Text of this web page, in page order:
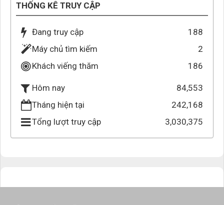
THỐNG KÊ TRUY CẬP
Đang truy cập
188
Máy chủ tìm kiếm
2
Khách viếng thăm
186
Hôm nay
84,553
Tháng hiện tại
242,168
Tổng lượt truy cập
3,030,375